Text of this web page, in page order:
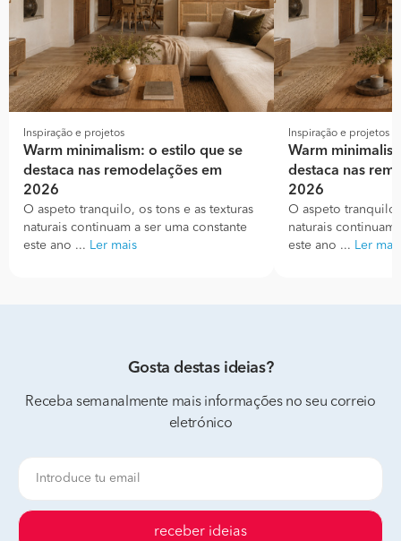
Inspiração e projetos
Warm minimalism: o estilo que se
destaca nas remodelações em
2026
O aspeto tranquilo, os tons e as texturas
naturais continuam a ser uma constante
este ano ... Ler mais
Inspiração e projetos
Warm
destaca nas
2026
O aspeto
naturais continuam
este ano ... Ler mais
Gosta destas ideias?
Receba semanalmente mais informações no seu correio
eletrónico
receber ideias